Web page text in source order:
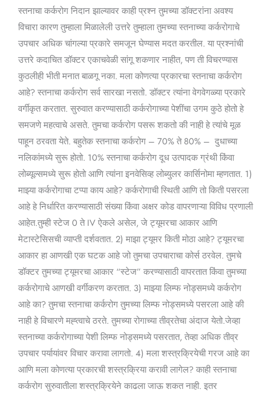
स्तनाचा कर्करोग निदान झाल्यावर काही प्रश्न तुमच्या डॉक्टरांना अवश्य
विचारा कारण तुम्हाला मिळालेली उत्तरे तुम्हाला तुमच्या स्तनाच्या कर्करोगाचे
उपचार अधिक चांगल्या प्रकारे समजून घेण्यास मदत करतील. या प्रश्नांची
उत्तरे कदाचित डॉक्टर एकाचवेळी सांगू शकणार नाहीत, पण ती विचरण्यास
कुठलीही भीती मनात बाळगू नका. मला कोणत्या प्रकारचा स्तनाचा कर्करोग
आहे? स्तनाचा कर्करोग सर्व सारखा नसतो. डॉक्टर त्यांना वेगवेगळ्या प्रकारे
वर्गीकृत करतात. सुरुवात करण्यासाठी कर्करोगाच्या पेशींचा उगम कुठे होतो हे
समजणे महत्वाचे असते. तुमचा कर्करोग पसरू शकतो की नाही हे त्यांचे मूळ
पाहून ठरवता येते. बहुतेक स्तनाचा कर्करोग – 70% ते 80% – दुधाच्या
नलिकांमध्ये सुरू होतो. 10% स्तनाचा कर्करोग दूध उत्पादक ग्रंथी किंवा
लोब्यूल्समध्ये सुरू होतो आणि त्यांना इनवेसिव्ह लोब्युलर कार्सिनोमा म्हणतात. 1)
माझ्या कर्करोगाचा टप्पा काय आहे? कर्करोगाची स्थिती आणि तो किती पसरला
आहे हे निर्धारित करण्यासाठी संख्या किंवा अक्षर कोड वापरणाऱ्या विविध प्रणाली
आहेत.तुम्ही स्टेज 0 ते IV ऐकले असेल, जे ट्यूमरचा आकार आणि
मेटास्टेसिसची व्याप्ती दर्शवतात. 2) माझा ट्यूमर किती मोठा आहे? ट्यूमरचा
आकार हा आणखी एक घटक आहे जो तुमचा उपचाराचा कोर्स ठरवेल. तुमचे
डॉक्टर तुमच्या ट्यूमरचा आकार “स्टेज” करण्यासाठी वापरतात किंवा तुमच्या
कर्करोगाचे आणखी वर्गीकरण करतात. 3) माझ्या लिम्फ नोड्समध्ये कर्करोग
आहे का? तुमचा स्तनाचा कर्करोग तुमच्या लिम्फ नोड्समध्ये पसरला आहे की
नाही हे विचारणे मह्त्वाचे ठरते. तुमच्या रोगाच्या तीव्रतेचा अंदाज येतो.जेव्हा
स्तनाच्या कर्करोगाच्या पेशी लिम्फ नोड्समध्ये पसरतात, तेव्हा अधिक तीव्र
उपचार पर्यायांवर विचार करावा लागतो. 4) मला शस्त्रक्रियेची गरज आहे का
आणि मला कोणत्या प्रकारची शस्त्रक्रिया करावी लागेल? काही स्तनाचा
कर्करोग सुरुवातीला शस्त्रक्रियेने काढला जाऊ शकत नाही. इतर